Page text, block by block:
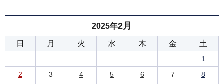
2025年2月
日 月 火 水 木 金 土
1
2
3 4 5 6 7
8